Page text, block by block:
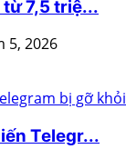
7,5 triệ...
5, 2026
Telegr...